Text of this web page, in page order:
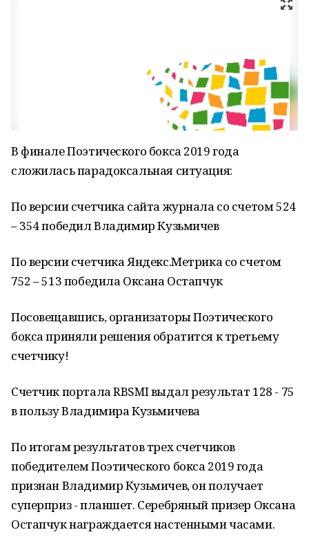
В финале Поэтического бокса 2019 года
сложилась парадоксальная ситуация:
По версии счетчика сайта журнала со счетом 524
– 354 победил Владимир Кузьмичев
По версии счетчика Яндекс.Метрика со счетом
752 – 513 победила Оксана Остапчук
Посовещавшись, организаторы Поэтического
бокса приняли решения обратится к третьему
счетчику!
Счетчик портала RBSMI выдал результат 128 - 75
в пользу Владимира Кузьмичева
По итогам результатов трех счетчиков
победителем Поэтического бокса 2019 года
признан Владимир Кузьмичев, он получает
суперприз - планшет. Серебряный призер Оксана
Остапчук награждается настенными часами.